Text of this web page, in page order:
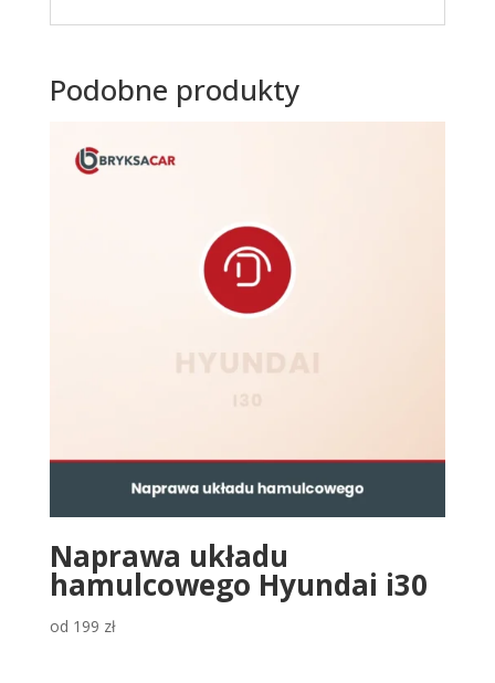
Podobne produkty
Naprawa układu
hamulcowego Hyundai i30
od 199 zł